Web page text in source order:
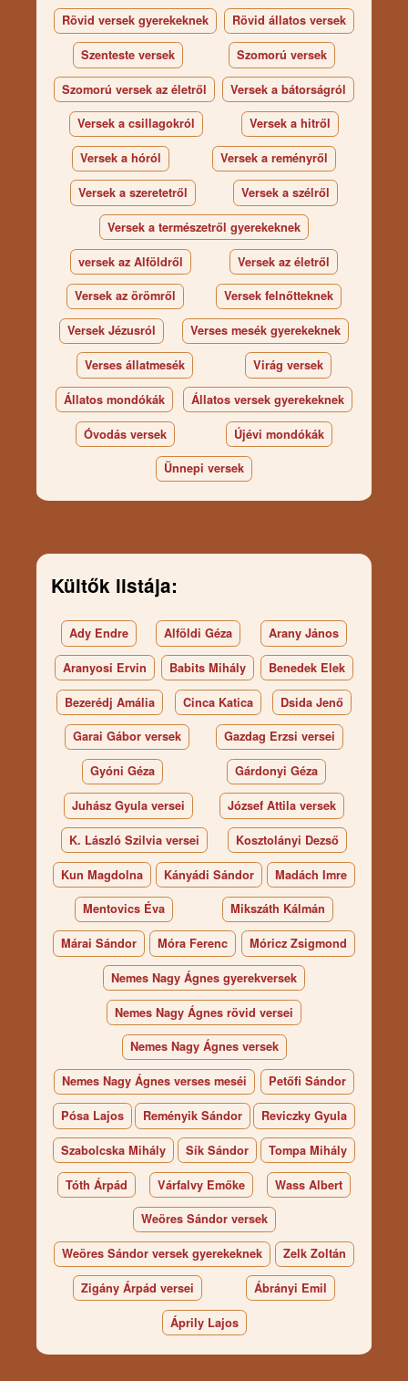
Rövid versek gyerekeknek Rövid állatos versek
Szenteste versek Szomorú versek
Szomorú versek az életről Versek a bátorságról
Versek a csillagokról Versek a hitről
Versek a hóról Versek a reményről
Versek a szeretetről Versek a szélről
Versek a természetről gyerekeknek
versek az Alföldről Versek az életről
Versek az örömről Versek felnőtteknek
Versek Jézusról Verses mesék gyerekeknek
Verses állatmesék Virág versek
Állatos mondókák Állatos versek gyerekeknek
Óvodás versek Újévi mondókák
Ünnepi versek
Kültők listája:
Ady Endre Alföldi Géza Arany János
Aranyosi Ervin Babits Mihály Benedek Elek
Bezerédj Amália Cinca Katica Dsida Jenő
Garai Gábor versek Gazdag Erzsi versei
Gyóni Géza Gárdonyi Géza
Juhász Gyula versei József Attila versek
K. László Szilvia versei Kosztolányi Dezső
Kun Magdolna Kányádi Sándor Madách Imre
Mentovics Éva Mikszáth Kálmán
Márai Sándor Móra Ferenc Móricz Zsigmond
Nemes Nagy Ágnes gyerekversek
Nemes Nagy Ágnes rövid versei
Nemes Nagy Ágnes versek
Nemes Nagy Ágnes verses meséi Petőfi Sándor
Pósa Lajos Reményik Sándor Reviczky Gyula
Szabolcska Mihály Sík Sándor Tompa Mihály
Tóth Árpád Várfalvy Emőke Wass Albert
Weöres Sándor versek
Weöres Sándor versek gyerekeknek Zelk Zoltán
Zigány Árpád versei Ábrányi Emil
Áprily Lajos